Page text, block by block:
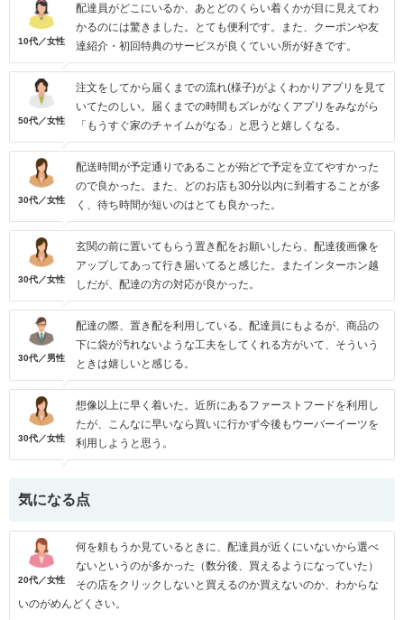
10代／女性
配達員がどこにいるか、あとどのくらい着くかが目に見えてわ
かるのには驚きました。とても便利です。また、クーポンや友
達紹介・初回特典のサービスが良くていい所が好きです。
50代／女性
注文をしてから届くまでの流れ(様子)がよくわかりアプリを見て
いてたのしい。届くまでの時間もズレがなくアプリをみながら
「もうすぐ家のチャイムがなる」と思うと嬉しくなる。
30代／女性
配送時間が予定通りであることが殆どで予定を立てやすかった
ので良かった。また、どのお店も30分以内に到着することが多
く、待ち時間が短いのはとても良かった。
30代／女性
玄関の前に置いてもらう置き配をお願いしたら、配達後画像を
アップしてあって行き届いてると感じた。またインターホン越
しだが、配達の方の対応が良かった。
30代／男性
配達の際、置き配を利用している。配達員にもよるが、商品の
下に袋が汚れないような工夫をしてくれる方がいて、そういう
ときは嬉しいと感じる。
30代／女性
想像以上に早く着いた。近所にあるファーストフードを利用し
たが、こんなに早いなら買いに行かず今後もウーバーイーツを
利用しようと思う。
気になる点
20代／女性
何を頼もうか見ているときに、配達員が近くにいないから選べ
ないというのが多かった（数分後、買えるようになっていた）
その店をクリックしないと買えるのか買えないのか、わからな
いのがめんどくさい。